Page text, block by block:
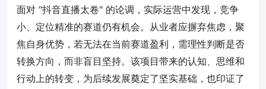
面对 "抖音直播太卷" 的论调，实际运营中发现，竞争
小、定位精准的赛道仍有机会。从业者应摒弃焦虑，聚
焦自身优势，若无法在当前赛道盈利，需理性判断是否
转换方向，而非盲目坚持。该项目带来的认知、思维和
行动上的转变，为后续发展奠定了坚实基础，也印证了